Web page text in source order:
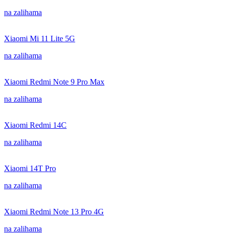
na zalihama
Xiaomi Mi 11 Lite 5G
na zalihama
Xiaomi Redmi Note 9 Pro Max
na zalihama
Xiaomi Redmi 14C
na zalihama
Xiaomi 14T Pro
na zalihama
Xiaomi Redmi Note 13 Pro 4G
na zalihama